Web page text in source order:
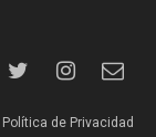
Política de Privacidad